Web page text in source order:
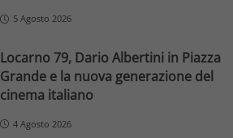
5 Agosto 2026
Locarno 79, Dario Albertini in Piazza
Grande e la nuova generazione del
cinema italiano
4 Agosto 2026